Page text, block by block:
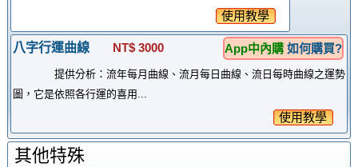
使用教學
八字行運曲線 NT$ 3000 App中內購 如何購買?
提供分析：流年每月曲線、流月每日曲線、流日每時曲線之運勢
圖，它是依照各行運的喜用...
使用教學
其他特殊